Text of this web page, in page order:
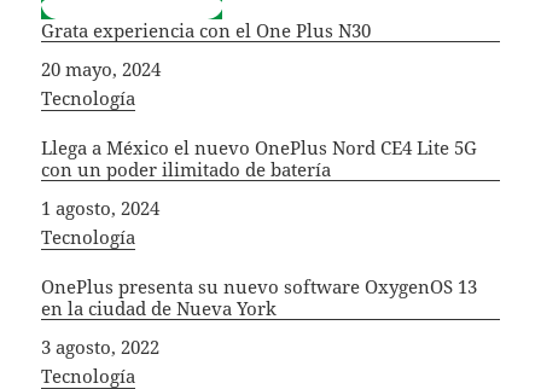
Grata experiencia con el One Plus N30
Fecha
20 mayo, 2024
In relation to
Tecnología
Llega a México el nuevo OnePlus Nord CE4 Lite 5G
con un poder ilimitado de batería
Fecha
1 agosto, 2024
In relation to
Tecnología
OnePlus presenta su nuevo software OxygenOS 13
en la ciudad de Nueva York
Fecha
3 agosto, 2022
In relation to
Tecnología